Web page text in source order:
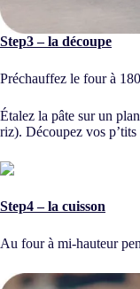
Step3 – la découpe
Préchauffez le four à
Étalez la pâte sur un
riz). Découpez vos p’tits
Step4 – la cuisson
Au four à mi-hauteur